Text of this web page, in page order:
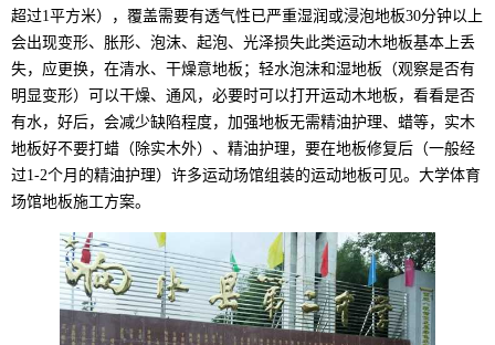
超过1平方米），覆盖需要有透气性已严重湿润或浸泡地板30分钟以上
会出现变形、胀形、泡沫、起泡、光泽损失此类运动木地板基本上丢
失，应更换，在清水、干燥意地板；轻水泡沫和湿地板（观察是否有
明显变形）可以干燥、通风，必要时可以打开运动木地板，看看是否
有水，好后，会减少缺陷程度，加强地板无需精油护理、蜡等，实木
地板好不要打蜡（除实木外）、精油护理，要在地板修复后（一般经
过1-2个月的精油护理）许多运动场馆组装的运动地板可见。大学体育
场馆地板施工方案。